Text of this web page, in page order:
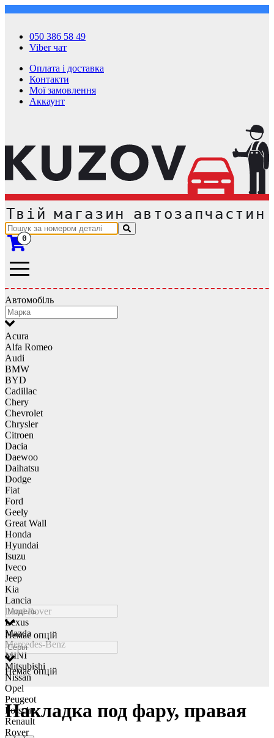
050 386 58 49
Viber чат
Оплата і доставка
Контакти
Мої замовлення
Аккаунт
0
Автомобіль
Acura
Alfa Romeo
Audi
BMW
BYD
Cadillac
Chery
Chevrolet
Chrysler
Citroen
Dacia
Daewoo
Daihatsu
Dodge
Fiat
Ford
Geely
Great Wall
Honda
Hyundai
Isuzu
Iveco
Jeep
Kia
Lancia
Land Rover
Lexus
Mazda
Mercedes-Benz
MINI
Mitsubishi
Nissan
Opel
Peugeot
Porsche
Renault
Rover
Немає опцій
Немає опцій
Накладка под фару, правая